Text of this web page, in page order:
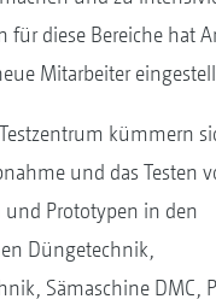
für diese Bereiche hat
Mitarbeiter
kümmern
und das Testen
Prototypen in den
Düngetechnik,
Sämaschine DMC,